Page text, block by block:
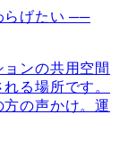
らげたい ──
ンの共用空間
る場所です。
の声かけ。運